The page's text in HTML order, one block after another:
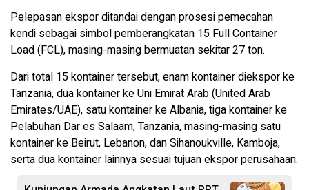
Pelepasan ekspor ditandai dengan prosesi pemecahan
kendi sebagai simbol pemberangkatan 15 Full Container
Load (FCL), masing-masing bermuatan sekitar 27 ton.
Dari total 15 kontainer tersebut, enam kontainer diekspor ke
Tanzania, dua kontainer ke Uni Emirat Arab (United Arab
Emirates/UAE), satu kontainer ke Albania, tiga kontainer ke
Pelabuhan Dar es Salaam, Tanzania, masing-masing satu
kontainer ke Beirut, Lebanon, dan Sihanoukville, Kamboja,
serta dua kontainer lainnya sesuai tujuan ekspor perusahaan.